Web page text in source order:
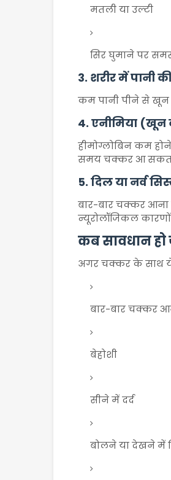
मतली या उल्टी
सिर घुमाने पर
3. शरीर में पानी
कम पानी पीने से खून
4. एनीमिया (खून
हीमोग्लोबिन कम
समय चक्कर आ
5. दिल या नर्व
बार-बार चक्कर
न्यूरोलॉजिकल
कब सावधान हो
अगर चक्कर के साथ ये
बार-बार चक्कर
बेहोशी
सीने में दर्द
बोलने या देखने में